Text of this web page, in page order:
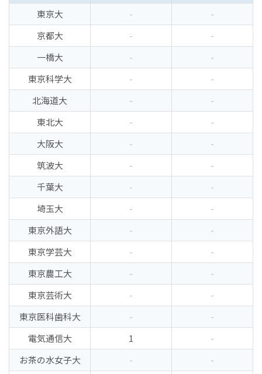
東京大
-
-
京都大
-
-
一橋大
-
-
東京科学大
-
-
北海道大
-
-
東北大
-
-
大阪大
-
-
筑波大
-
-
千葉大
-
-
埼玉大
-
-
東京外語大
-
-
東京学芸大
-
-
東京農工大
-
-
東京芸術大
-
-
東京医科歯科大
-
-
電気通信大
1
-
お茶の水女子大
-
-